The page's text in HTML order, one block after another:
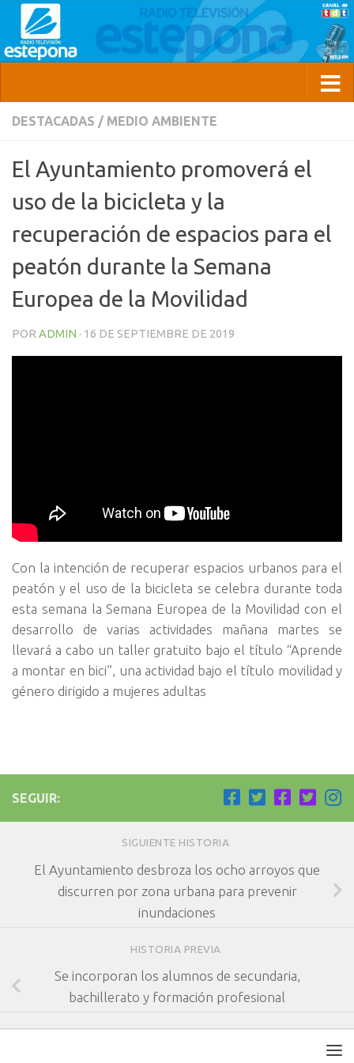
DESTACADAS / MEDIO AMBIENTE
El Ayuntamiento promoverá el
uso de la bicicleta y la
recuperación de espacios para el
peatón durante la Semana
Europea de la Movilidad
POR ADMIN · 16 DE SEPTIEMBRE DE 2019
Con la intención de recuperar espacios urbanos para el
peatón y el uso de la bicicleta se celebra durante toda
esta semana la Semana Europea de la Movilidad con el
desarrollo de varias actividades mañana martes se
llevará a cabo un taller gratuito bajo el título “Aprende
a montar en bici”, una actividad bajo el título movilidad y
género dirigido a mujeres adultas
SEGUIR:
SIGUIENTE HISTORIA
El Ayuntamiento desbroza los ocho arroyos que
discurren por zona urbana para prevenir
inundaciones
HISTORIA PREVIA
Se incorporan los alumnos de secundaria,
bachillerato y formación profesional